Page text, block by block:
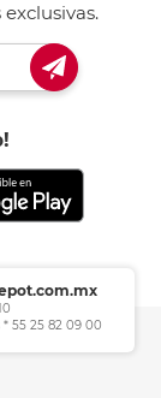
55 25 82 09 00